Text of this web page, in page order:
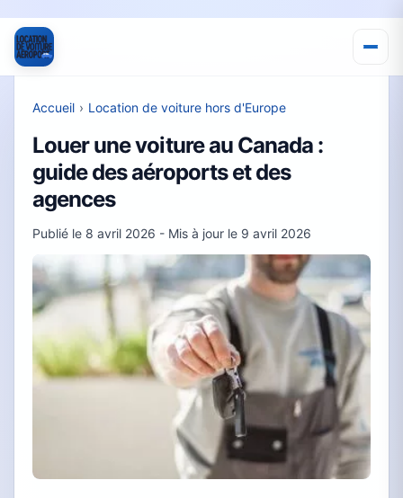
Accueil › Location de voiture hors d'Europe
Louer une voiture au Canada :
guide des aéroports et des
agences
Publié le 8 avril 2026 - Mis à jour le 9 avril 2026